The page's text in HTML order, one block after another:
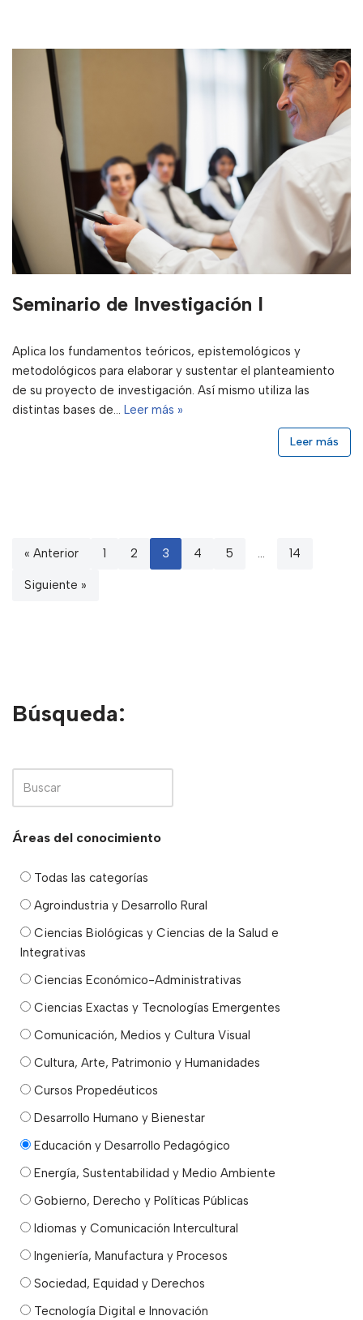
Seminario de Investigación I
Aplica los fundamentos teóricos, epistemológicos y
metodológicos para elaborar y sustentar el planteamiento
de su proyecto de investigación. Así mismo utiliza las
distintas bases de… Leer más »
Leer más
« Anterior 1 2 3 4 5 … 14
Siguiente »
Búsqueda:
Áreas del conocimiento
Todas las categorías
Agroindustria y Desarrollo Rural
Ciencias Biológicas y Ciencias de la Salud e
Integrativas
Ciencias Económico-Administrativas
Ciencias Exactas y Tecnologías Emergentes
Comunicación, Medios y Cultura Visual
Cultura, Arte, Patrimonio y Humanidades
Cursos Propedéuticos
Desarrollo Humano y Bienestar
Educación y Desarrollo Pedagógico
Energía, Sustentabilidad y Medio Ambiente
Gobierno, Derecho y Políticas Públicas
Idiomas y Comunicación Intercultural
Ingeniería, Manufactura y Procesos
Sociedad, Equidad y Derechos
Tecnología Digital e Innovación